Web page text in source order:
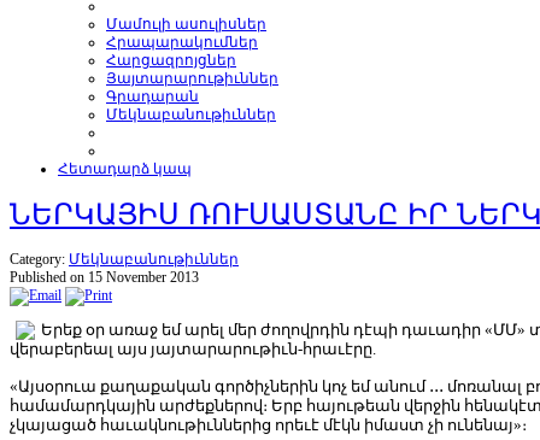
Մամուլի ասուլիսներ
Հրապարակումներ
Հարցազրոյցներ
Յայտարարութիւններ
Գրադարան
Մեկնաբանութիւններ
Հետադարձ կապ
ՆԵՐԿԱՅԻՍ ՌՈՒՍԱՍՏԱՆԸ ԻՐ
Category: Մեկնաբանութիւններ
Published on 15 November 2013
Երեք օր առաջ եմ արել մեր ժողովրդին դէպի դաւադիր
վերաբերեալ այս յայտարարութիւն-հրաւէրը.
«Այսօրուա քաղաքական գործիչներին կոչ եմ անում ․․․ մոռանալ
համամարդկային արժեքներով։ Երբ հայութեան վերջին
չկայացած հաւակնութիւններից որեւէ մէկն իմաստ չի ունենայ»։